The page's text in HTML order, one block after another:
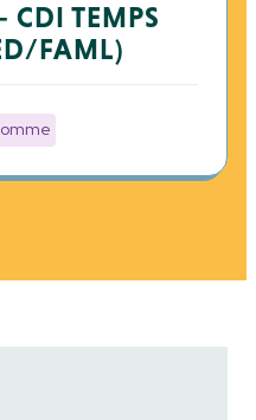
CDI TEMPS
FAML)